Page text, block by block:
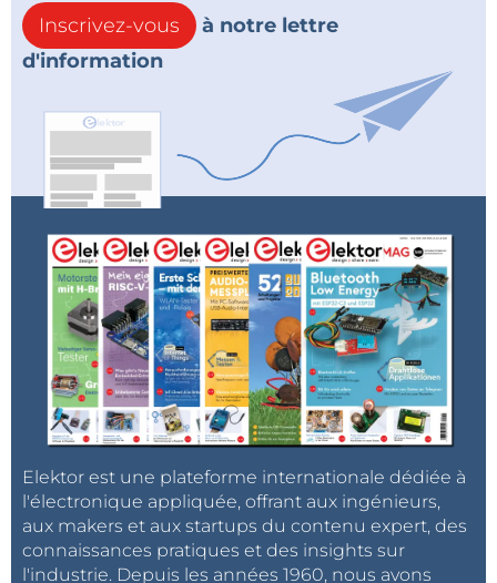
Inscrivez-vous
à notre lettre
d'information
Elektor est une plateforme internationale dédiée à
l'électronique appliquée, offrant aux ingénieurs,
aux makers et aux startups du contenu expert, des
connaissances pratiques et des insights sur
l'industrie. Depuis les années 1960, nous avons